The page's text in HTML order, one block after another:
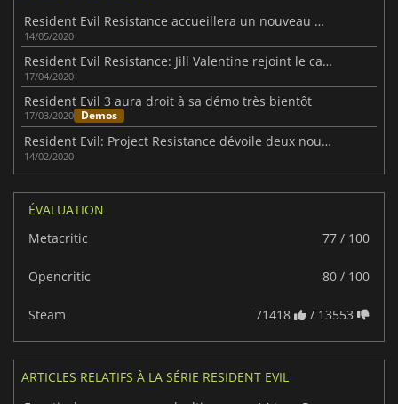
Resident Evil Resistance accueillera un nouveau Mastermind demain
14/05/2020
Resident Evil Resistance: Jill Valentine rejoint le camps des survivants
17/04/2020
Resident Evil 3 aura droit à sa démo très bientôt
17/03/2020 Demos
Resident Evil: Project Resistance dévoile deux nouveaux Mastermind
14/02/2020
ÉVALUATION
Metacritic
77 / 100
Opencritic 80 / 100
Steam 71418 / 13553
ARTICLES RELATIFS À LA SÉRIE RESIDENT EVIL